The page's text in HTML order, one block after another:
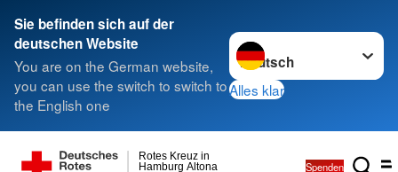
Sie befinden sich auf der
deutschen Website
You are on the German website,
you can use the switch to switch to
the English one
Sprache wechseln zu
Alles klar
Hamburg Altona
Rotes Kreuz in
Spenden